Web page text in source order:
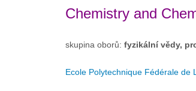
Chemistry and
skupina oborů: fyzikální vědy,
Ecole Polytechnique Fédérale de